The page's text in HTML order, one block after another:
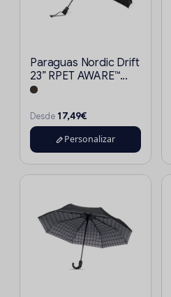
Paraguas Nordic Drift
23” RPET AWARE™...
Desde 17,49€
Personalizar